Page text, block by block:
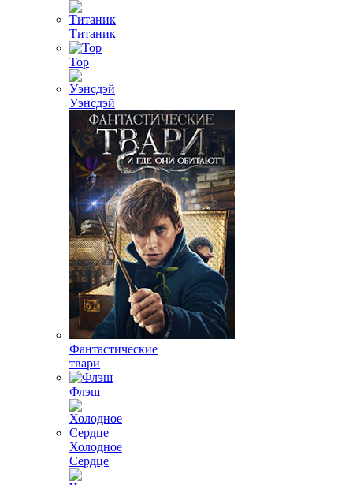
Титаник
Тор
Уэнсдэй
Фантастические
твари
Флэш
Холодное
Сердце